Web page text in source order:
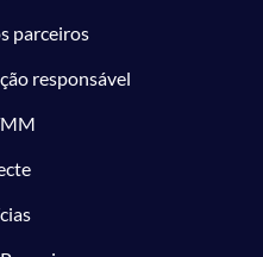
parceiros
responsável